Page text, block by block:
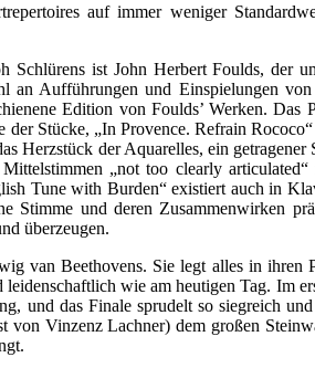
auf immer weniger
ist John Herbert Foulds, der
Aufführungen und Einspielungen
Edition von Foulds’ Werken.
Stücke, „In Provence. Refrain
Herzstück der Aquarelles, ein
„not too clearly
Tune with Burden“ existiert auch in
Stimme und deren Zusammenwirken
überzeugen.
van Beethovens. Sie legt alles in
wie am heutigen Tag. Im
und das Finale sprudelt so siegreich
Vinzenz Lachner) dem großen